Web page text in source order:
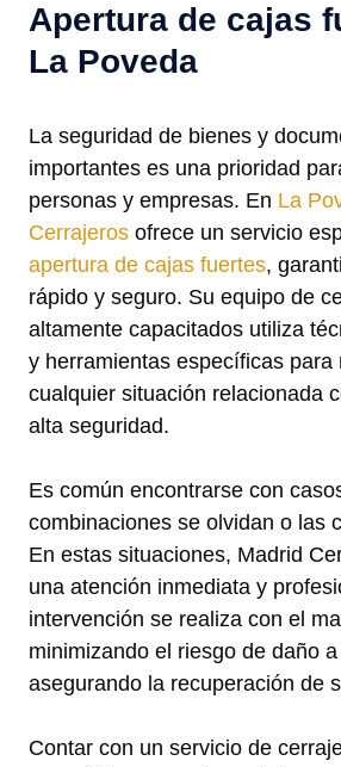
Apertura de cajas
La Poveda
La seguridad de bienes y
importantes es una prioridad
personas y empresas. En La
Cerrajeros ofrece un servicio
apertura de cajas fuertes,
rápido y seguro. Su equipo de
altamente capacitados utiliza
y herramientas específicas para
cualquier situación relacionada
alta seguridad.
Es común encontrarse con
combinaciones se olvidan o las
En estas situaciones, Madrid
una atención inmediata y
intervención se realiza con el
minimizando el riesgo de daño
asegurando la recuperación de
Contar con un servicio de